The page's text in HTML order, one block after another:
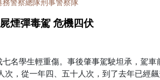
警察總隊刑事警察隊
煙彈毒駕 危機四伏
名學生輕重傷。事後肇事駕駛坦承，駕
，從一年四、五十人次，到了去年已經